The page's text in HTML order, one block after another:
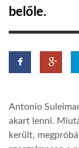
belőle.
Antonio
akart lenni.
került,